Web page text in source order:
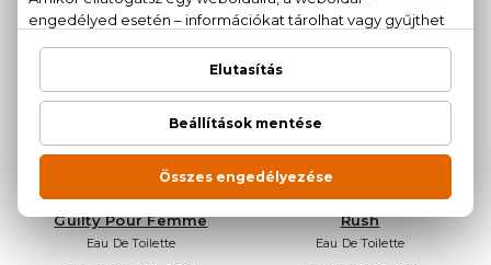
GUCCI
Guilty Pour Femme
Eau De Toilette
GUCCI
Rush
Eau De Toilette